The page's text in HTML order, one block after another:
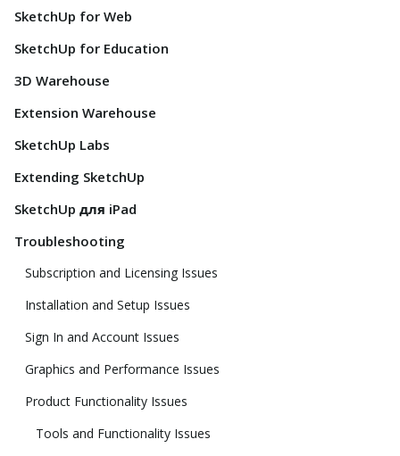
SketchUp for Web
SketchUp for Education
3D Warehouse
Extension Warehouse
SketchUp Labs
Extending SketchUp
SketchUp для iPad
Troubleshooting
Subscription and Licensing Issues
Installation and Setup Issues
Sign In and Account Issues
Graphics and Performance Issues
Product Functionality Issues
Tools and Functionality Issues